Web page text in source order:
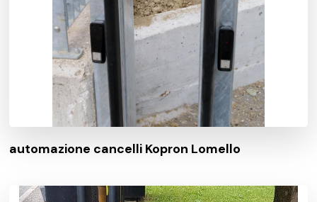
automazione cancelli Kopron Lomello